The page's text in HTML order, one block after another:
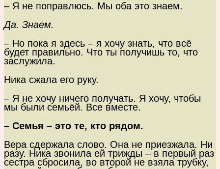
– Я не поправлюсь. Мы оба это знаем.
Да. Знаем.
– Но пока я здесь – я хочу знать, что всё
будет правильно. Что ты получишь то, что
заслужила.
Ника сжала его руку.
– Я не хочу ничего получать. Я хочу, чтобы
мы были семьёй. Все вместе.
– Семья – это те, кто рядом.
Вера сдержала слово. Она не приезжала. Ни
разу. Ника звонила ей трижды – в первый раз
сестра сбросила, во второй не взяла трубку,